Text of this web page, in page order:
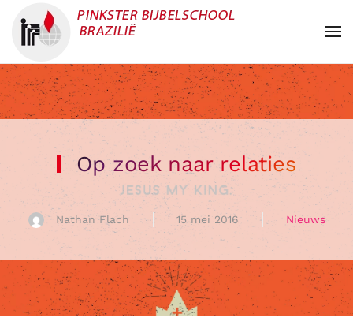
Overslaan en naar de inhoud gaan
Op zoek naar relaties
Nathan Flach 15 mei 2016 Nieuws